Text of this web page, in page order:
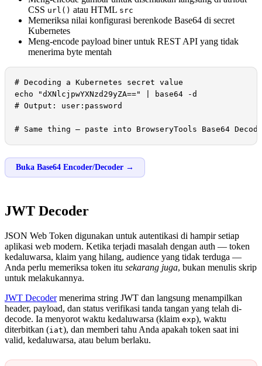
CSS url() atau HTML src
Memeriksa nilai konfigurasi berenkode Base64 di secret
Kubernetes
Meng-encode payload biner untuk REST API yang tidak
menerima byte mentah
# Decoding a Kubernetes secret value
echo "dXNlcjpwYXNzd29yZA==" | base64 -d
# Output: user:password
# Same thing — paste into BrowseryTools Base64
Buka Base64 Encoder/Decoder →
JWT Decoder
JSON Web Token digunakan untuk autentikasi di hampir setiap
aplikasi web modern. Ketika terjadi masalah dengan auth — token
kedaluwarsa, klaim yang hilang, audience yang tidak terduga —
Anda perlu memeriksa token itu sekarang juga, bukan menulis skrip
untuk melakukannya.
JWT Decodermenerima string JWT dan langsung menampilkan
header, payload, dan status verifikasi tanda tangan yang telah di-
decode. Ia menyorot waktu kedaluwarsa (klaim exp), waktu
diterbitkan (iat), dan memberi tahu Anda apakah token saat ini
valid, kedaluwarsa, atau belum berlaku.